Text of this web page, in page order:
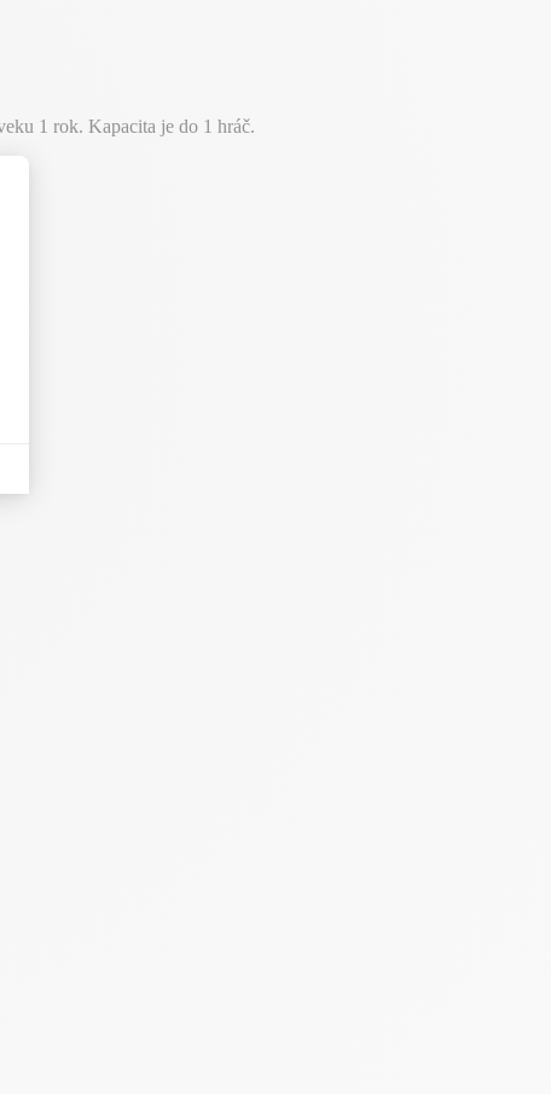
1 rok. Kapacita je do 1 hráč.